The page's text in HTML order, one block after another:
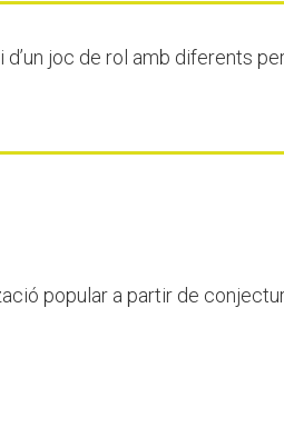
d’un joc de rol amb diferents
popular a partir de